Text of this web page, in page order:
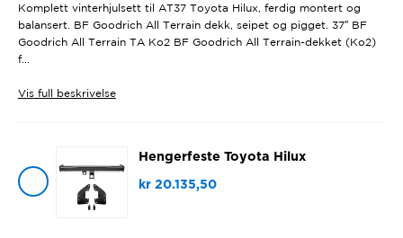
Komplett vinterhjulsett til AT37 Toyota Hilux, ferdig montert og
balansert. BF Goodrich All Terrain dekk, seipet og pigget. 37″ BF
Goodrich All Terrain TA Ko2 BF Goodrich All Terrain-dekket (Ko2)
f...
Visfull beskrivelse
Hengerfeste Toyota Hilux
kr20.135,50